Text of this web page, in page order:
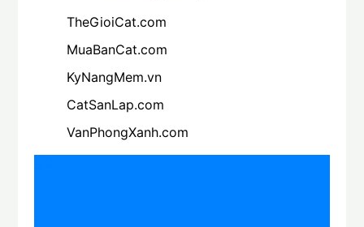
TheGioiCat.com
MuaBanCat.com
KyNangMem.vn
CatSanLap.com
VanPhongXanh.com